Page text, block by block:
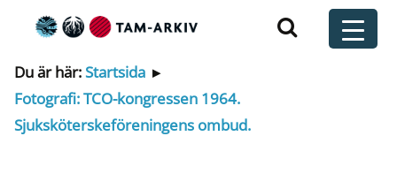
Huvudnavigering
Du är här:Startsida ▸
Fotografi: TCO-kongressen 1964.
Sjuksköterskeföreningens ombud.